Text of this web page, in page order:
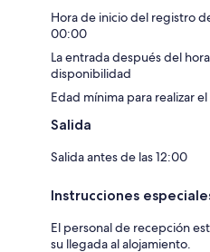
Hora de inicio del registro
00:00
La entrada después del
disponibilidad
Edad mínima para realizar
Salida
Salida antes de las 12:00
Instrucciones
El personal de recepción
su llegada al alojamiento.